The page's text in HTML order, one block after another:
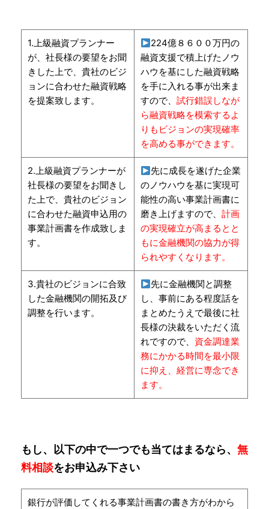
1.上級融資プランナー
が、社長様の要望をお聞
きした上で、貴社のビジ
ョンに合わせた融資戦略
を提案致します。
224億８６００万円の
融資支援で積上げたノウ
ハウを基にした融資戦略
を手に入れる事が出来ま
すので、 試行錯誤しなが
ら融資戦略を模索するよ
りもビジョンの実現確率
を高める事ができます。
2.上級融資プランナーが
社長様の要望をお聞きし
た上で、貴社のビジョン
に合わせた融資申込用の
事業計画書を作成致しま
す。
先に成長を遂げた企業
のノウハウを基に実現可
能性の高い事業計画書に
磨き上げますので、 計画
の実現確立が高まるとと
もに金融機関の協力が得
られやすくなります。
3.貴社のビジョンに合致
した金融機関の開拓及び
調整を行います。
先に金融機関と調整
し、事前にある程度話を
まとめたうえで最後に社
長様の決裁をいただく流
れですので、 資金調達業
務にかかる時間を最小限
に抑え、経営に専念でき
ます。
もし、以下の中で一つでも当てはまるなら、 無
料相談をお申込み下さい
銀行が評価してくれる事業計画書の書き方がわから